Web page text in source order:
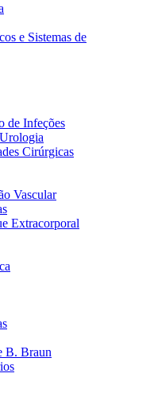
inovação e apresente a sua
contacto connosco
e Sistemas de
de Infeções
Cirúrgicas
Vascular
Extracorporal
B. Braun